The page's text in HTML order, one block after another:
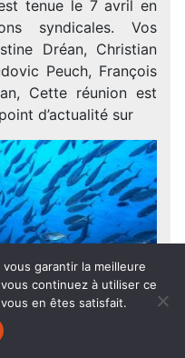
tenue le 7 avril en
syndicales. Vos
Dréan, Christian
Peuch, François
Cette réunion est
d’actualité sur
garantir la meilleure
continuez à utiliser ce
en êtes satisfait.